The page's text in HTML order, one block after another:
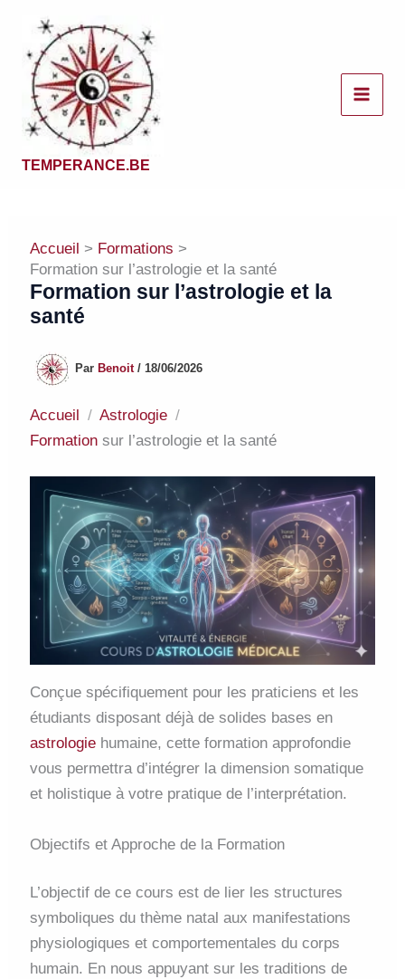
contenu
TEMPERANCE.BE
Accueil
Formations
Formation sur l’astrologie et la santé
Formation sur l’astrologie et la
santé
Par Benoit/18/06/2026
Accueil
Astrologie
Formation sur l’astrologie et la santé
Conçue spécifiquement pour les praticiens et les
étudiants disposant déjà de solides bases en
astrologie humaine, cette formation approfondie
vous permettra d’intégrer la dimension somatique
et holistique à votre pratique de l’interprétation.
Objectifs et Approche de la Formation
L’objectif de ce cours est de lier les structures
symboliques du thème natal aux manifestations
physiologiques et comportementales du corps
humain. En nous appuyant sur les traditions de